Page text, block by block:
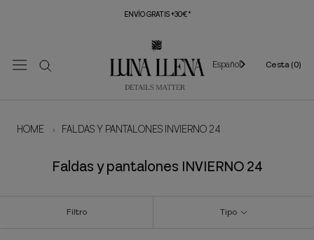
ENVÍO GRATIS +30€*
Español Cesta (0)
HOME › FALDAS Y PANTALONES INVIERNO 24
Faldas y pantalones INVIERNO 24
Filtro Tipo